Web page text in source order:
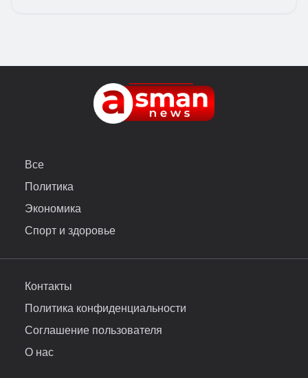
Все
Политика
Экономика
Спорт и здоровье
Контакты
Политика конфиденциальности
Соглашение пользователя
О нас